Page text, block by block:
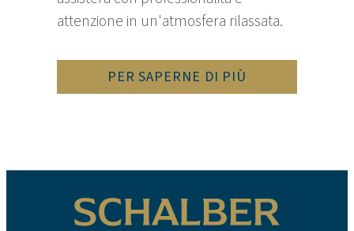
attenzione in un'atmosfera rilassata.
PER SAPERNE DI PIÙ